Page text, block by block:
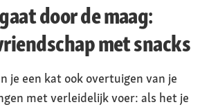
door de maag:
met snacks
je een kat ook overtuigen van je
met verleidelijk voer: als het je